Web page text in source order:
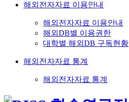
해외전자자료 이용안내
해외전자자료 이용안내
해외DB별 이용권한
대학별 해외DB 구독현황
해외전자자료 통계
해외전자자료 통계